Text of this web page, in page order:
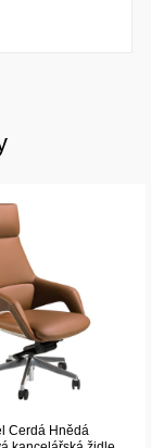
Cerdá Hnědá